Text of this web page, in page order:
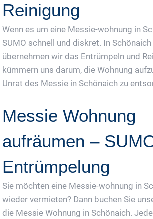
Reinigung
Wenn es um eine Messie-wohnung in
SUMO schnell und diskret. In
übernehmen wir das Entrümpeln und
kümmern uns darum, die Wohnung
Unrat des Messie in Schönaich zu
Messie Wohnung
aufräumen –
Entrümpelung
Sie möchten eine Messie-wohnung in
wieder vermieten? Dann buchen Sie
die Messie Wohnung in Schönaich.